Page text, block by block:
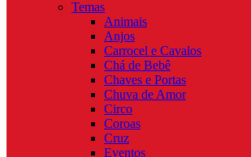
Temas
Animais
Anjos
Carrocel e Cavalos
Chá de Bebê
Chaves e Portas
Chuva de Amor
Circo
Coroas
Cruz
Eventos